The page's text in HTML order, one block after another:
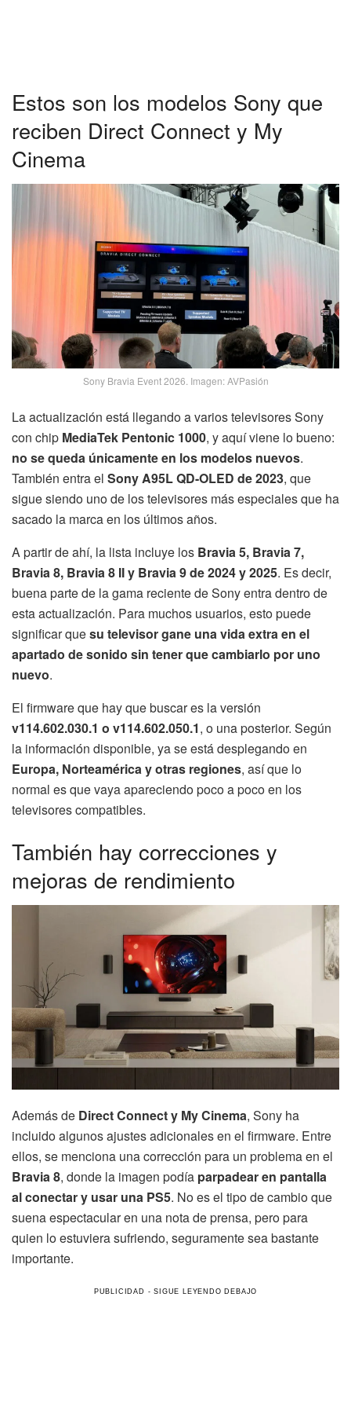
Estos son los modelos Sony que
reciben Direct Connect y My
Cinema
Sony Bravia Event 2026. Imagen: AVPasión
La actualización está llegando a varios televisores Sony
con chip MediaTek Pentonic 1000, y aquí viene lo bueno:
no se queda únicamente en los modelos nuevos.
También entra el Sony A95L QD-OLED de 2023, que
sigue siendo uno de los televisores más especiales que ha
sacado la marca en los últimos años.
A partir de ahí, la lista incluye los Bravia 5, Bravia 7,
Bravia 8, Bravia 8 II y Bravia 9 de 2024 y 2025. Es decir,
buena parte de la gama reciente de Sony entra dentro de
esta actualización. Para muchos usuarios, esto puede
significar quesu televisor gane una vida extra en el
apartado de sonido sin tener que cambiarlo por uno
nuevo.
El firmware que hay que buscar es la versión
v114.602.030.1 o v114.602.050.1, o una posterior. Según
la información disponible, ya se está desplegando en
Europa, Norteamérica y otras regiones, así que lo
normal es que vaya apareciendo poco a poco en los
televisores compatibles.
También hay correcciones y
mejoras de rendimiento
Además de Direct Connect y My Cinema, Sony ha
incluido algunos ajustes adicionales en el firmware. Entre
ellos, se menciona una corrección para un problema en el
Bravia 8, donde la imagen podía parpadear en pantalla
al conectar y usar una PS5. No es el tipo de cambio que
suena espectacular en una nota de prensa, pero para
quien lo estuviera sufriendo, seguramente sea bastante
importante.